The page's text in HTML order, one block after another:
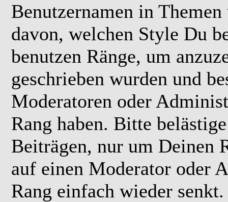
Benutzernamen in
davon, welchen Style Du
benutzen Ränge, um
geschrieben wurden und
Moderatoren oder
Rang haben. Bitte
Beiträgen, nur um Deinen
auf einen Moderator oder
Rang einfach wieder senkt.